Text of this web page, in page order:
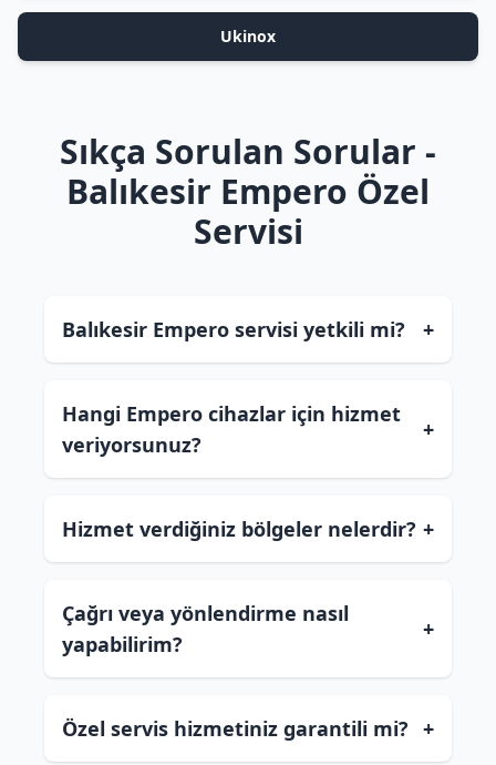
Ukinox
Sıkça Sorulan Sorular -
Balıkesir Empero Özel
Servisi
Balıkesir Empero servisi yetkili mi? +
Hangi Empero cihazlar için hizmet
veriyorsunuz?
+
Hizmet verdiğiniz bölgeler nelerdir? +
Çağrı veya yönlendirme nasıl
yapabilirim?
+
Özel servis hizmetiniz garantili mi? +